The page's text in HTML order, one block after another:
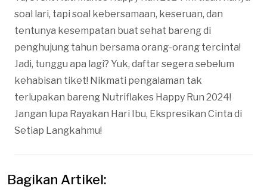
soal lari, tapi soal kebersamaan, keseruan, dan
tentunya kesempatan buat sehat bareng di
penghujung tahun bersama orang-orang tercinta!
Jadi, tunggu apa lagi? Yuk, daftar segera sebelum
kehabisan tiket! Nikmati pengalaman tak
terlupakan bareng Nutriflakes Happy Run 2024!
Jangan lupa Rayakan Hari Ibu, Ekspresikan Cinta di
Setiap Langkahmu!
Bagikan Artikel: